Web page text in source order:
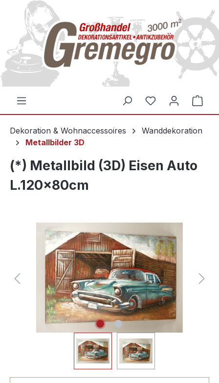
springen
Dekoration & Wohnaccessoires
Wanddekoration
Metallbilder 3D
(*) Metallbild (3D) Eisen Auto
L.120x80cm